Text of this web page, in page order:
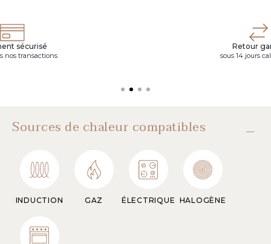
sécurisé
nos transactions
Retour
sous 14 jours
Sources de chaleur compatibles
INDUCTION GAZ ÉLECTRIQUE HALOGÈNE